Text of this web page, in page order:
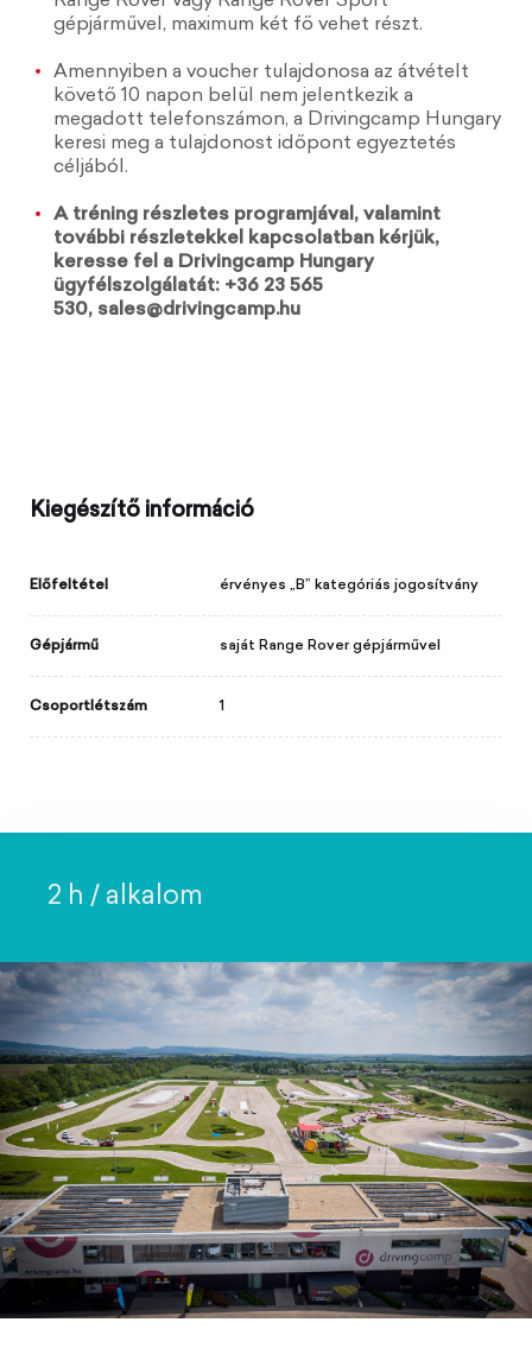
gépjárművel, maximum két fő vehet részt.
Amennyiben a voucher tulajdonosa az átvételt
követő 10 napon belül nem jelentkezik a
megadott telefonszámon, a Drivingcamp Hungary
keresi meg a tulajdonost időpont egyeztetés
céljából.
A tréning részletes programjával, valamint
további részletekkel kapcsolatban kérjük,
keresse fel a Drivingcamp Hungary
ügyfélszolgálatát: +36 23 565
530, sales@drivingcamp.hu
Kiegészítő információ
Előfeltétel érvényes „B” kategóriás jogosítvány
Gépjármű saját Range Rover gépjárművel
Csoportlétszám 1
2 h / alkalom